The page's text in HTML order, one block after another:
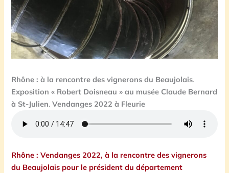
Rhône : à la rencontre des vignerons du Beaujolais.
Exposition « Robert Doisneau » au musée Claude Bernard
à St-Julien.Vendanges 2022 à Fleurie
Rhône : Vendanges 2022, à la rencontre des vignerons
du Beaujolais pour le président du département